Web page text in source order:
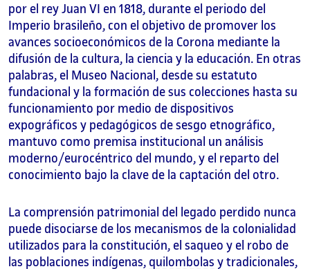
por el rey Juan VI en 1818, durante el periodo del
Imperio brasileño, con el objetivo de promover los
avances socioeconómicos de la Corona mediante la
difusión de la cultura, la ciencia y la educación. En otras
palabras, el Museo Nacional, desde su estatuto
fundacional y la formación de sus colecciones hasta su
funcionamiento por medio de dispositivos
expográficos y pedagógicos de sesgo etnográfico,
mantuvo como premisa institucional un análisis
moderno/eurocéntrico del mundo, y el reparto del
conocimiento bajo la clave de la captación del otro.
La comprensión patrimonial del legado perdido nunca
puede disociarse de los mecanismos de la colonialidad
utilizados para la constitución, el saqueo y el robo de
las poblaciones indígenas, quilombolas y tradicionales,